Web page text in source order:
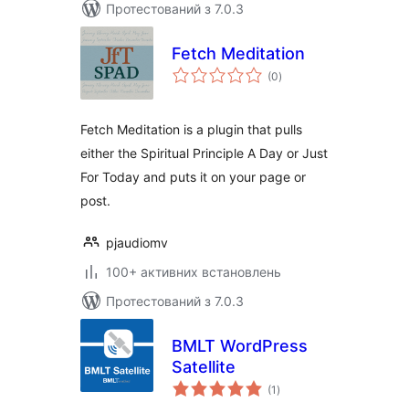
Протестований з 7.0.3
Fetch Meditation
(0загальний
рейтинг
)
Fetch Meditation is a plugin that pulls
either the Spiritual Principle A Day or Just
For Today and puts it on your page or
post.
pjaudiomv
100+ активних встановлень
Протестований з 7.0.3
BMLT WordPress
Satellite
(1 загальний
рейтинг
)